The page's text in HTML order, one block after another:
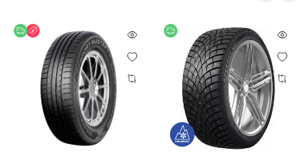
უფასო მიწოდება
ფასდაკლება უფასო მიწოდება